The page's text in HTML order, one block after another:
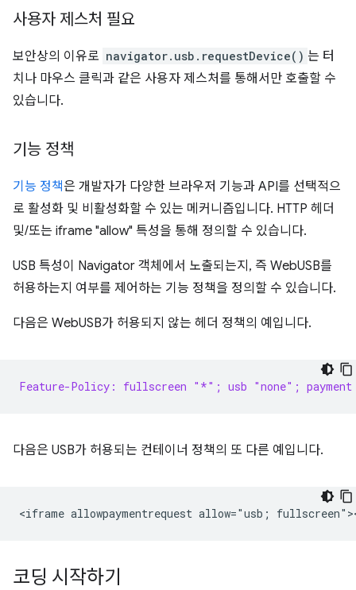
사용자 제스처 필요
보안상의 이유로 navigator.usb.requestDevice() 는 터
치나 마우스 클릭과 같은 사용자 제스처를 통해서만 호출할 수
있습니다.
기능 정책
기능 정책은 개발자가 다양한 브라우저 기능과 API를 선택적으
로 활성화 및 비활성화할 수 있는 메커니즘입니다. HTTP 헤더
및/또는 iframe "allow" 특성을 통해 정의할 수 있습니다.
USB 특성이 Navigator 객체에서 노출되는지, 즉 WebUSB를
허용하는지 여부를 제어하는 기능 정책을 정의할 수 있습니다.
다음은 WebUSB가 허용되지 않는 헤더 정책의 예입니다.
Feature-Policy: fullscreen "*"; usb "none"; payment
다음은 USB가 허용되는 컨테이너 정책의 또 다른 예입니다.
코딩 시작하기